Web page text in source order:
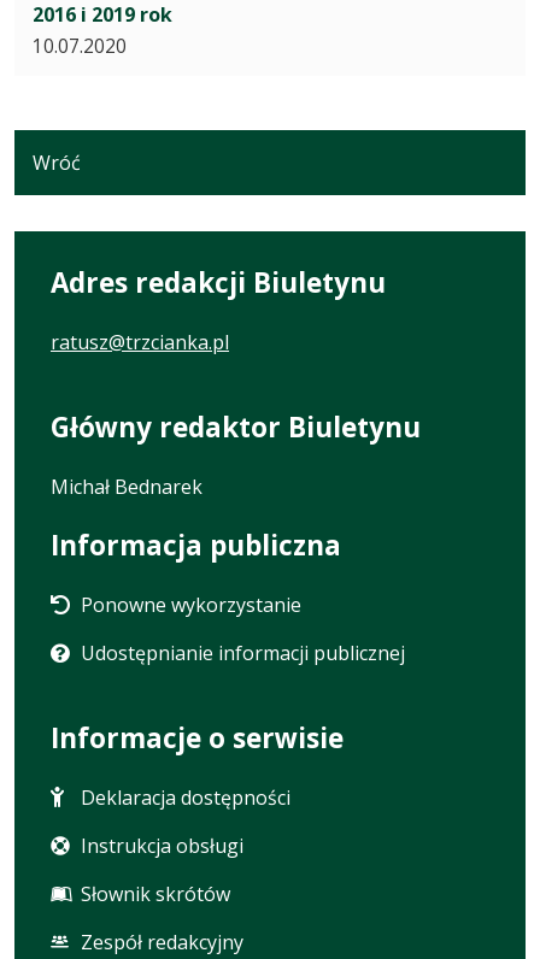
2016 i 2019 rok
10.07.2020
Wróć
Adres redakcji Biuletynu
ratusz@trzcianka.pl
Główny redaktor Biuletynu
Michał Bednarek
Informacja publiczna
Ponowne wykorzystanie
Udostępnianie informacji publicznej
Informacje o serwisie
Deklaracja dostępności
Instrukcja obsługi
Słownik skrótów
Zespół redakcyjny